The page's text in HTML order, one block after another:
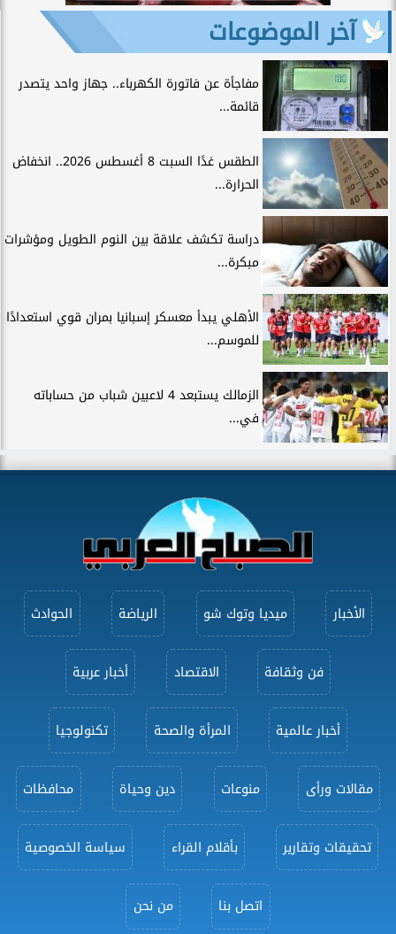
آخر الموضوعات
مفاجأة عن فاتورة الكهرباء.. جهاز واحد يتصدر
قائمة...
الطقس غدًا السبت 8 أغسطس 2026.. انخفاض
الحرارة...
دراسة تكشف علاقة بين النوم الطويل ومؤشرات
مبكرة...
الأهلي يبدأ معسكر إسبانيا بمران قوي استعدادًا
للموسم...
الزمالك يستبعد 4 لاعبين شباب من حساباته
في...
الأخبار ميديا وتوك شو الرياضة الحوادث
فن وثقافة الاقتصاد أخبار عربية
أخبار عالمية المرأة والصحة تكنولوجيا
مقالات ورأى منوعات دين وحياة محافظات
تحقيقات وتقارير بأقلام القراء سياسة الخصوصية
اتصل بنا من نحن